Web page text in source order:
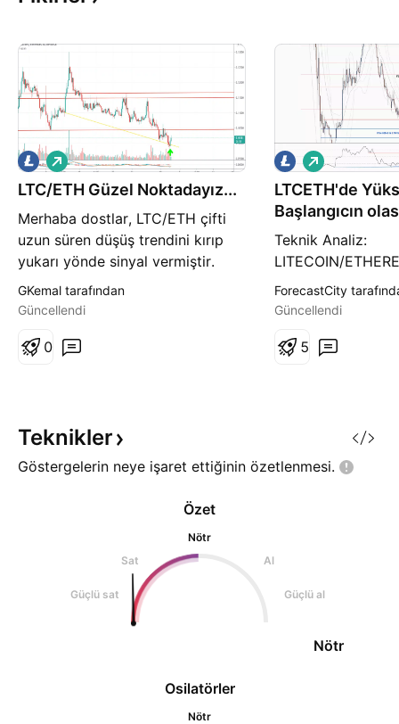
LTC/ETH Güzel Noktadayız...
Merhaba dostlar, LTC/ETH çifti
uzun süren düşüş trendini kırıp
yukarı yönde sinyal vermiştir.
MACD seviyesi yukarı yönde al
kırılmış ve al sinyali vermektedir.
kırılmışal sinyali vermektedir.
A
l
ı
GKemal tarafından
Güncellendi
0
LTCETH'de
Başlangıcın
Yüksektir !
Teknik Analiz:
LITECOIN/
Bound'da ve
Başlangıcı
Günlük WEMA'nın
0,18172(günlük
A
l
ı
ş
ForecastCity
Güncellendi
5
Teknikler
Göstergelerin neye işaret ettiğinin özetlenmesi.
Osilatörler
Nötr
Özet
Nötr
Sat
Al
Güçlü sat Güçlü al
Nötr